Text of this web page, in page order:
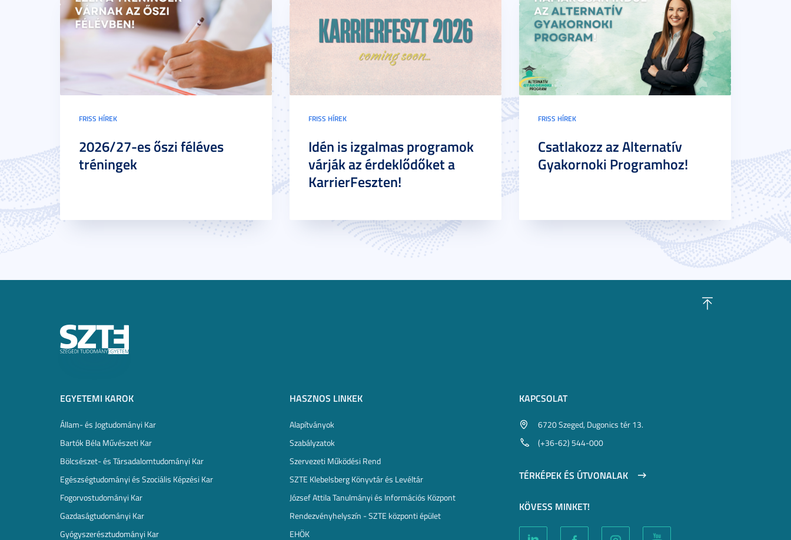
FRISS HÍREK
2026/27-es őszi féléves
tréningek
FRISS HÍREK
Idén is izgalmas programok
várják az érdeklődőket a
KarrierFeszten!
FRISS HÍREK
Csatlakozz az Alternatív
Gyakornoki Programhoz!
EGYETEMI KAROK
Állam- és Jogtudományi Kar
Bartók Béla Művészeti Kar
Bölcsészet- és Társadalomtudományi Kar
Egészségtudományi és Szociális Képzési Kar
Fogorvostudományi Kar
Gazdaságtudományi Kar
Gyógyszerésztudományi Kar
HASZNOS LINKEK
Alapítványok
Szabályzatok
Szervezeti Működési Rend
SZTE Klebelsberg Könyvtár és Levéltár
József Attila Tanulmányi és Információs Központ
Rendezvényhelyszín - SZTE központi épület
EHÖK
KAPCSOLAT
6720 Szeged, Dugonics tér 13.
(+36-62) 544-000
TÉRKÉPEK ÉS ÚTVONALAK
KÖVESS MINKET!